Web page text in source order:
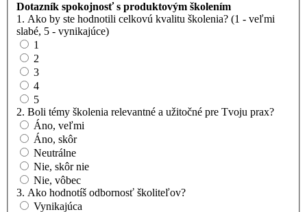
Dotazník spokojnosť s produktovým školením
1. Ako by ste hodnotili celkovú kvalitu školenia? (1 - veľmi
slabé, 5 - vynikajúce)
1
2
3
4
5
2. Boli témy školenia relevantné a užitočné pre Tvoju prax?
Áno, veľmi
Áno, skôr
Neutrálne
Nie, skôr nie
Nie, vôbec
3. Ako hodnotíš odbornosť školiteľov?
Vynikajúca